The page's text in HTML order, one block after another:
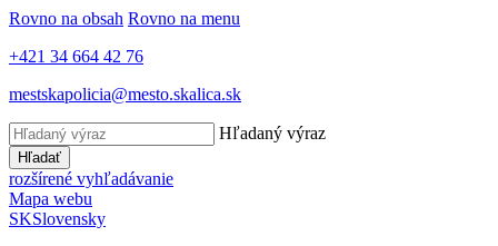
Rovno na obsah Rovno na menu
+421 34 664 42 76
mestskapolicia@mesto.skalica.sk
Hľadaný výraz
Hľadať
rozšírené vyhľadávanie
Mapa webu
SKSlovensky